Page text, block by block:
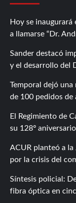
Hoy se inaugurará
a llamarse “Dr.
Sander destacó
y el desarrollo del
Temporal dejó
de 100 pedidos de
El Regimiento de
su 128º aniversario
ACUR planteó a
por la crisis del
Síntesis policial:
fibra óptica en